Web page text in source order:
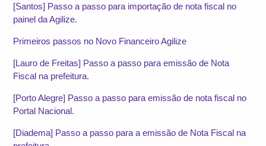
[Santos] Passo a passo para importação de nota fiscal no
painel da Agilize.
Primeiros passos no Novo Financeiro Agilize
[Lauro de Freitas] Passo a passo para emissão de Nota
Fiscal na prefeitura.
[Porto Alegre] Passo a passo para emissão de nota fiscal no
Portal Nacional.
[Diadema] Passo a passo para a emissão de Nota Fiscal na